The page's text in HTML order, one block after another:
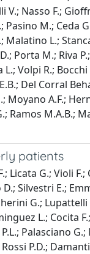
Nasso F.;
Pasino M.; Ceda
Malatino L.;
Porta M.; Riva
Volpi R.;
Del Corral
Moyano A.F.;
Ramos M.A.B.;
patients
G.; Violi F.;
Silvestri E.;
G.;
L.; Cocita
Palasciano
P.D.;